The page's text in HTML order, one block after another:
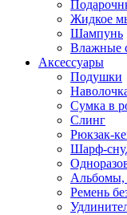
Жидкое
Шампунь
Влажные
Аксессуары
Подушки
Сумка в
Cлинг
Рюкзак-
Шарф-
Альбомы,
Ремень